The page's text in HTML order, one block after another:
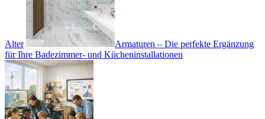
Alter
Armaturen – Die perfekte Ergänzung
für Ihre Badezimmer- und Kücheninstallationen